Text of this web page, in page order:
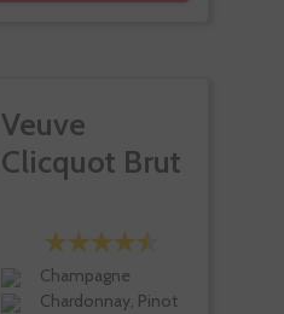
Veuve
Clicquot Brut
Champagne
Chardonnay, Pinot